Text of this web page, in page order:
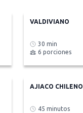
VALDIVIANO
30 min
6 porciones
AJIACO CHILENO
45 minutos